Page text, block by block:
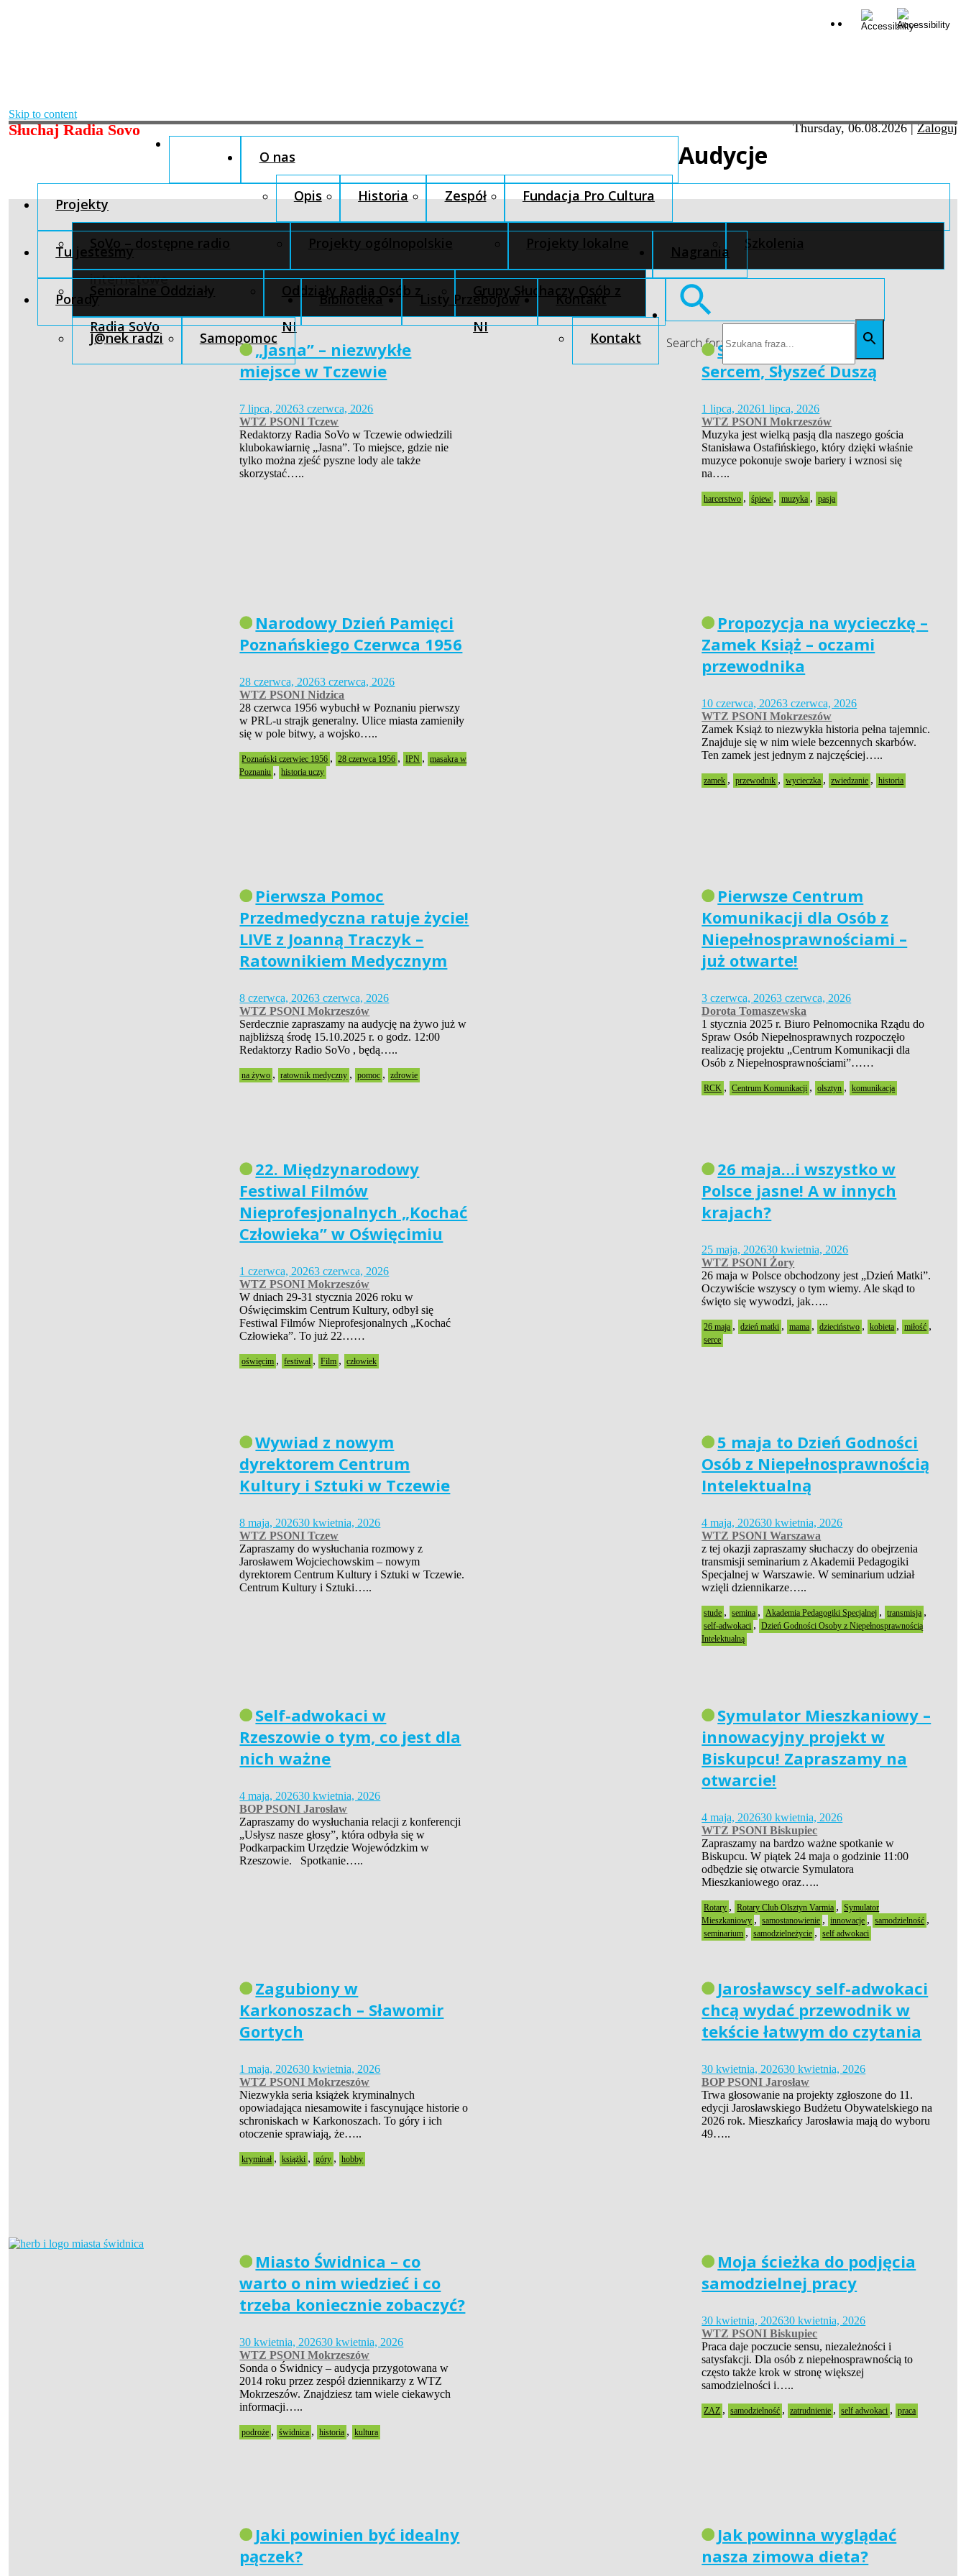
Skip to content
Słuchaj Radia Sovo Thursday, 06.08.2026|Zaloguj
O nas
Opis Historia Zespół Fundacja Pro Cultura
Projekty
SoVo – dostępne radio
internetowe
Projekty ogólnopolskie Projekty lokalne Szkolenia
Tu jesteśmy
Senioralne Oddziały
Radia SoVo
Oddziały Radia Osób z
NI
Grupy Słuchaczy Osób z
NI
Nagrania
Porady
J@nek radzi Samopomoc
Biblioteka Listy Przebojów Kontakt
Kontakt Search for:
Audycje
„Jasna” – niezwykłe
miejsce w Tczewie
7 lipca, 20263 czerwca, 2026
WTZ PSONI Tczew
Redaktorzy Radia SoVo w Tczewie odwiedzili
klubokawiarnię „Jasna”. To miejsce, gdzie nie
tylko można zjeść pyszne lody ale także
skorzystać…..
Siła Pasji – Widzieć
Sercem, Słyszeć Duszą
1 lipca, 20261 lipca, 2026
WTZ PSONI Mokrzeszów
Muzyka jest wielką pasją dla naszego gościa
Stanisława Ostafińskiego, który dzięki właśnie
muzyce pokonuje swoje bariery i wznosi się
na…..
harcerstwo , śpiew , muzyka , pasja
Narodowy Dzień Pamięci
Poznańskiego Czerwca 1956
28 czerwca, 20263 czerwca, 2026
WTZ PSONI Nidzica
28 czerwca 1956 wybuchł w Poznaniu pierwszy
w PRL-u strajk generalny. Ulice miasta zamieniły
się w pole bitwy, a wojsko…..
Poznański czerwiec 1956 , 28 czerwca 1956 , IPN ,
masakra w
Poznaniu , historia uczy
Propozycja na wycieczkę –
Zamek Książ – oczami
przewodnika
10 czerwca, 20263 czerwca, 2026
WTZ PSONI Mokrzeszów
Zamek Książ to niezwykła historia pełna tajemnic.
Znajduje się w nim wiele bezcennych skarbów.
Ten zamek jest jednym z najczęściej…..
zamek , przewodnik , wycieczka , zwiedzanie , historia
Pierwsza Pomoc
Przedmedyczna ratuje życie!
LIVE z Joanną Traczyk –
Ratownikiem Medycznym
8 czerwca, 20263 czerwca, 2026
WTZ PSONI Mokrzeszów
Serdecznie zapraszamy na audycję na żywo już w
najbliższą środę 15.10.2025 r. o godz. 12:00
Redaktorzy Radio SoVo , będą…..
na żywo , ratownik medyczny , pomoc , zdrowie
Pierwsze Centrum
Komunikacji dla Osób z
Niepełnosprawnościami –
już otwarte!
3 czerwca, 20263 czerwca, 2026
Dorota Tomaszewska
1 stycznia 2025 r. Biuro Pełnomocnika Rządu do
Spraw Osób Niepełnosprawnych rozpoczęło
realizację projektu „Centrum Komunikacji dla
Osób z Niepełnosprawnościami”……
RCK , Centrum Komunikacji , olsztyn , komunikacja
22. Międzynarodowy
Festiwal Filmów
Nieprofesjonalnych „Kochać
Człowieka” w Oświęcimiu
1 czerwca, 20263 czerwca, 2026
WTZ PSONI Mokrzeszów
W dniach 29-31 stycznia 2026 roku w
Oświęcimskim Centrum Kultury, odbył się
Festiwal Filmów Nieprofesjonalnych „Kochać
Człowieka”. To już 22……
oświęcim , festiwal , Film , człowiek
26 maja…i wszystko w
Polsce jasne! A w innych
krajach?
25 maja, 202630 kwietnia, 2026
WTZ PSONI Żory
26 maja w Polsce obchodzony jest „Dzień Matki”.
Oczywiście wszyscy o tym wiemy. Ale skąd to
święto się wywodzi, jak…..
26 maja , dzień matki , mama , dzieciństwo , kobieta , miłość ,
serce
Wywiad z nowym
dyrektorem Centrum
Kultury i Sztuki w Tczewie
8 maja, 202630 kwietnia, 2026
WTZ PSONI Tczew
Zapraszamy do wysłuchania rozmowy z
Jarosławem Wojciechowskim – nowym
dyrektorem Centrum Kultury i Sztuki w Tczewie.
Centrum Kultury i Sztuki…..
5 maja to Dzień Godności
Osób z Niepełnosprawnością
Intelektualną
4 maja, 202630 kwietnia, 2026
WTZ PSONI Warszawa
z tej okazji zapraszamy słuchaczy do obejrzenia
transmisji seminarium z Akademii Pedagogiki
Specjalnej w Warszawie. W seminarium udział
wzięli dziennikarze…..
stude , semina , Akademia Pedagogiki Specjalnej , transmisja ,
self-adwokaci , Dzień Godności Osoby z Niepełnosprawnością
Intelektualną
Self-adwokaci w
Rzeszowie o tym, co jest dla
nich ważne
4 maja, 202630 kwietnia, 2026
BOP PSONI Jarosław
Zapraszamy do wysłuchania relacji z konferencji
„Usłysz nasze głosy”, która odbyła się w
Podkarpackim Urzędzie Wojewódzkim w
Rzeszowie. Spotkanie…..
Symulator Mieszkaniowy –
innowacyjny projekt w
Biskupcu! Zapraszamy na
otwarcie!
4 maja, 202630 kwietnia, 2026
WTZ PSONI Biskupiec
Zapraszamy na bardzo ważne spotkanie w
Biskupcu. W piątek 24 maja o godzinie 11:00
odbędzie się otwarcie Symulatora
Mieszkaniowego oraz…..
Rotary , Rotary Club Olsztyn Varmia , Symulator
Mieszkaniowy , samostanowienie , innowacje , samodzielność ,
seminarium , samodzielneżycie , self adwokaci
Zagubiony w
Karkonoszach – Sławomir
Gortych
1 maja, 202630 kwietnia, 2026
WTZ PSONI Mokrzeszów
Niezwykła seria książek kryminalnych
opowiadająca niesamowite i fascynujące historie o
schroniskach w Karkonoszach. To góry i ich
otoczenie sprawiają, że…..
kryminał , książki , góry , hobby
Jarosławscy self-adwokaci
chcą wydać przewodnik w
tekście łatwym do czytania
30 kwietnia, 202630 kwietnia, 2026
BOP PSONI Jarosław
Trwa głosowanie na projekty zgłoszone do 11.
edycji Jarosławskiego Budżetu Obywatelskiego na
2026 rok. Mieszkańcy Jarosławia mają do wyboru
49…..
Miasto Świdnica – co
warto o nim wiedzieć i co
trzeba koniecznie zobaczyć?
30 kwietnia, 202630 kwietnia, 2026
WTZ PSONI Mokrzeszów
Sonda o Świdnicy – audycja przygotowana w
2014 roku przez zespół dziennikarzy z WTZ
Mokrzeszów. Znajdziesz tam wiele ciekawych
informacji…..
podroże , świdnica , historia , kultura
Moja ścieżka do podjęcia
samodzielnej pracy
30 kwietnia, 202630 kwietnia, 2026
WTZ PSONI Biskupiec
Praca daje poczucie sensu, niezależności i
satysfakcji. Dla osób z niepełnosprawnością to
często także krok w stronę większej
samodzielności i…..
ZAZ , samodzielność , zatrudnienie , self adwokaci , praca
Jaki powinien być idealny
pączek?
Jak powinna wyglądać
nasza zimowa dieta?